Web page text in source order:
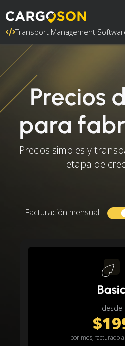
Transport Management
Precios
para
Precios simples y
etapa de
Facturación mensual
Basic
desde
por mes, facturado